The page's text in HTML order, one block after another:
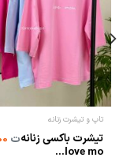
تاپ و تیشرت زنانه
تیشرت باکسی زنانه
love mo...
ت1,950,000